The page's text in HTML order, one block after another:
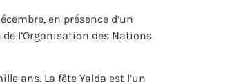
en présence d’un
l’Organisation des Nations
ans. La fête Yalda est l’un